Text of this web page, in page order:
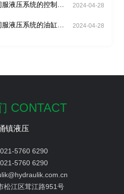
液压系统的控制回
2024-04-28
液压系统的油缸如
2024-04-28
CONTACT
镇液压
021-5760 6290
021-5760 6290
松江区茸江路951号